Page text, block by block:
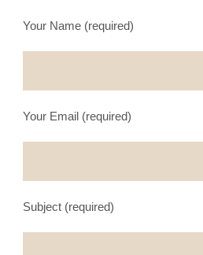
Your Name (required)
Your Email (required)
Subject (required)